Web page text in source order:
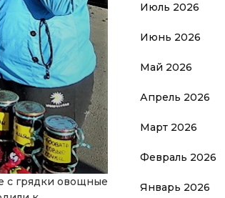
с грядки овощные
Июль 2026
Июнь 2026
Май 2026
Апрель 2026
Март 2026
Февраль 2026
Январь 2026